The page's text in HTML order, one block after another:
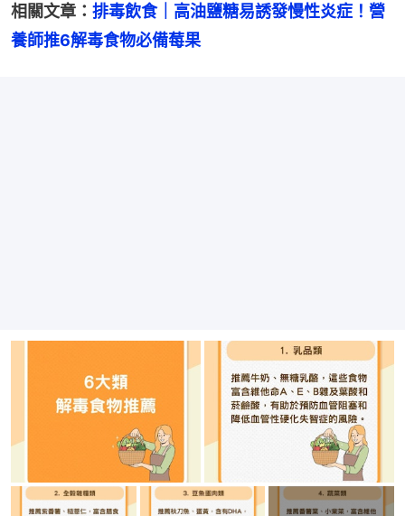
相關文章： 排毒飲食｜高油鹽糖易誘發慢性炎症！營
養師推6解毒食物必備莓果